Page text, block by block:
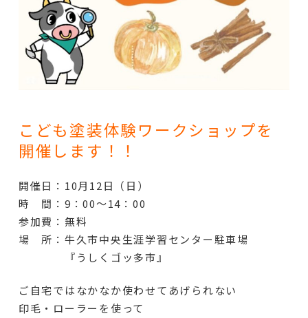
こども塗装体験ワークショップを
開催します！！
開催日：10月12日（日）
時 間：9：00～14：00
参加費：無料
場 所：牛久市中央生涯学習センター駐車場
『うしくゴッ多市』
ご自宅ではなかなか使わせてあげられない
印毛・ローラーを使って